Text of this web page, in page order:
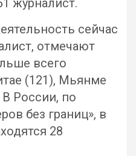
журналист.
сейчас
отмечают
всего
(121), Мьянме
В России, по
без границ», в
28